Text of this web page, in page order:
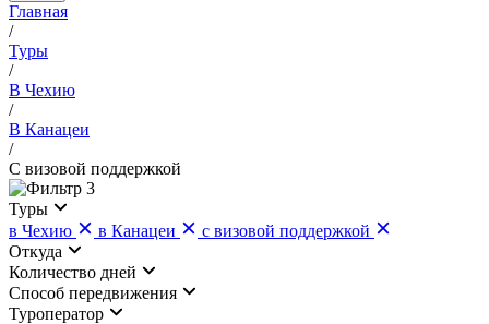
Главная
/
Туры
/
В Чехию
/
В Канацеи
/
С визовой поддержкой
3
Туры
в Чехию
в Канацеи
с визовой поддержкой
Откуда
Количество дней
Cпособ передвижения
Туроператор